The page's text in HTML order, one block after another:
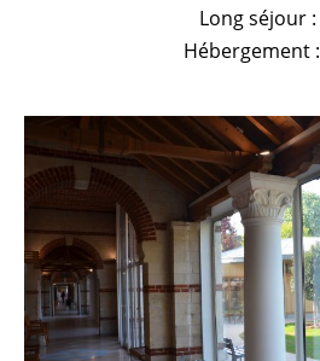
Long séjour :
Hébergement :